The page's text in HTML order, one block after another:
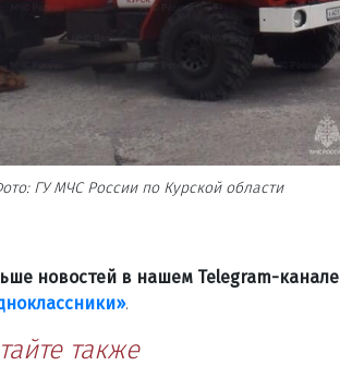
ГУ МЧС России по Курской области
новостей в нашем Telegram-канале
.
также